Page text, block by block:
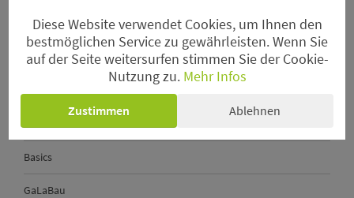
Nadeln
Papierdraht & Rustic Wire
Perlen
Sechseckgeflecht - Hexanet
Basics
GaLaBau
Diese Website verwendet Cookies, um Ihnen den
bestmöglichen Service zu gewährleisten. Wenn Sie
auf der Seite weitersurfen stimmen Sie der Cookie-
Nutzung zu. Mehr Infos
Zustimmen Ablehnen